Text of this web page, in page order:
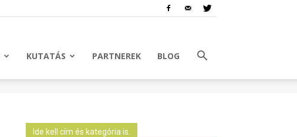
KUTATÁS PARTNEREK BLOG
Ide kell cím és kategória is.